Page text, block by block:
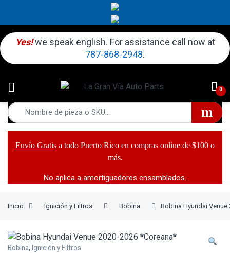
Yes! we speak english. For assistance call now at
787-868-2948.
0
Envío Gratis a todo Puerto Rico en compras online de $100 o
más.
No aplica a amortiguadores ensamblados.
Inicio Ignición y Filtros Bobina Bobina Hyundai
Bobina, Ignición y Filtros